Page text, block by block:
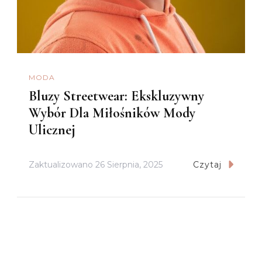
MODA
Bluzy Streetwear: Ekskluzywny
Wybór Dla Miłośników Mody
Ulicznej
Zaktualizowano 26 Sierpnia, 2025 Czytaj